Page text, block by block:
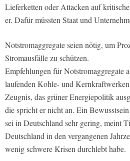
Lieferketten oder Attacken auf
er. Dafür müssten Staat und
Notstromaggregate seien nötig, um
Stromausfälle zu schützen.
Empfehlungen für Notstromaggregate
laufenden Kohle- und
Zeugnis, das grüner Energiepolitik
die spricht er nicht an. Ein
sei in Deutschland sehr gering, meint
Deutschland in den vergangenen
wenig schwere Krisen durchlebt habe.